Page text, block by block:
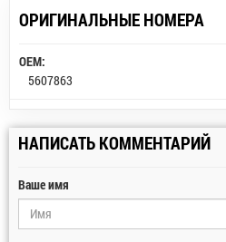
ОРИГИНАЛЬНЫЕ НОМЕРА
OEM:
5607863
НАПИСАТЬ КОММЕНТАРИЙ
Ваше имя